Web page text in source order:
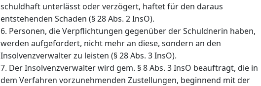
schuldhaft unterlässt oder verzögert, haftet für den daraus
entstehenden Schaden (§ 28 Abs. 2 InsO).
6. Personen, die Verpflichtungen gegenüber der Schuldnerin haben,
werden aufgefordert, nicht mehr an diese, sondern an den
Insolvenzverwalter zu leisten (§ 28 Abs. 3 InsO).
7. Der Insolvenzverwalter wird gem. § 8 Abs. 3 InsO beauftragt, die in
dem Verfahren vorzunehmenden Zustellungen, beginnend mit der